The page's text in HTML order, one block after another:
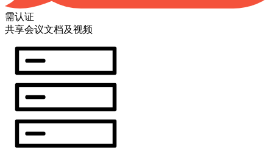
需认证
共享会议文档及视频